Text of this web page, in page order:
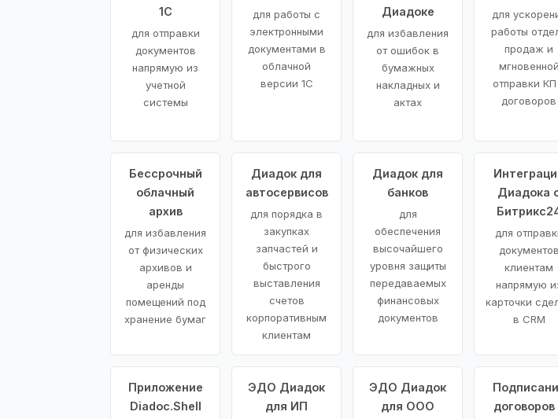
1С
для отправки
документов
напрямую из
учетной
системы
для работы с
электронными
документами в
облачной
версии 1С
Диадоке
для избавления
от ошибок в
бумажных
накладных и
актах
для
работы
продаж и
мгновенной
отправки
договоров
Бессрочный
облачный
архив
для избавления
от физических
архивов и
аренды
помещений под
хранение бумаг
Диадок для
автосервисов
для порядка в
закупках
запчастей и
быстрого
выставления
счетов
корпоративным
клиентам
Диадок для
банков
для
обеспечения
высочайшего
уровня защиты
передаваемых
финансовых
документов
Диадока
для
документов
клиентам
напрямую
карточки
в CRM
Приложение
Diadoc.Shell
ЭДО Диадок
для ИП
ЭДО Диадок
для ООО
договоров